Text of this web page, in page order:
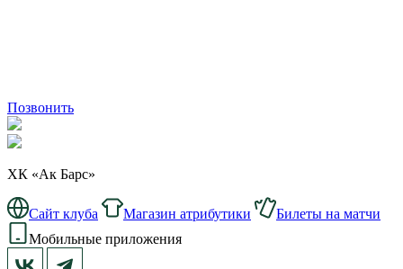
Позвонить
ХК «Ак Барс»
Сайт клуба Магазин атрибутики
Билеты на матчи
Мобильные приложения